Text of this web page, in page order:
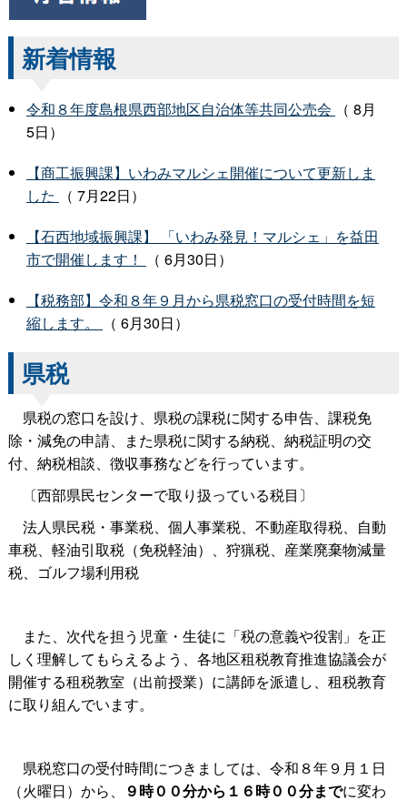
新着情報
令和８年度島根県西部地区自治体等共同公売会
（ 8月
5日）
【商工振興課】いわみマルシェ開催について更新しま
した
（ 7月22日）
【石西地域振興課】 「いわみ発見！マルシェ」を益田
市で開催します！
（ 6月30日）
【税務部】令和８年９月から県税窓口の受付時間を短
縮します。
（ 6月30日）
県税
県税の窓口を設け、県税の課税に関する申告、課税免
除・減免の申請、また県税に関する納税、納税証明の交
付、納税相談、徴収事務などを行っています。
〔西部県民センターで取り扱っている税目〕
法人県民税・事業税、個人事業税、不動産取得税、自動
車税、軽油引取税（免税軽油）、狩猟税、産業廃棄物減量
税、ゴルフ場利用税
また、次代を担う児童・生徒に「税の意義や役割」を正
しく理解してもらえるよう、各地区租税教育推進協議会が
開催する租税教室（出前授業）に講師を派遣し、租税教育
に取り組んでいます。
県税窓口の受付時間につきましては、令和８年９月１日
（火曜日）から、
９時００分から１６時００分までに変わ